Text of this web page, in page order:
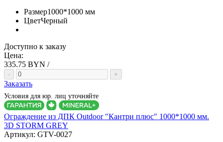
Размер1000*1000 мм
ЦветЧерный
Доступно к заказу
Цена:
335.75 BYN /
- +
Заказать
Условия для юр. лиц уточняйте
Ограждение из ДПК Outdoor "Кантри плюс" 1000*1000 мм.
3D STORM GREY
Артикул: GTV-0027